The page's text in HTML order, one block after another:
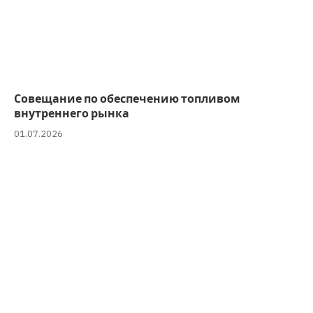
Совещание по обеспечению топливом
внутреннего рынка
01.07.2026